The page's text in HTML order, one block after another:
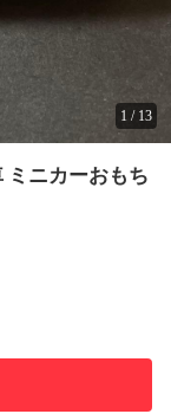
1 / 13
ミニカーおもち